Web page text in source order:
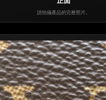
請拍攝產品的完整照片。